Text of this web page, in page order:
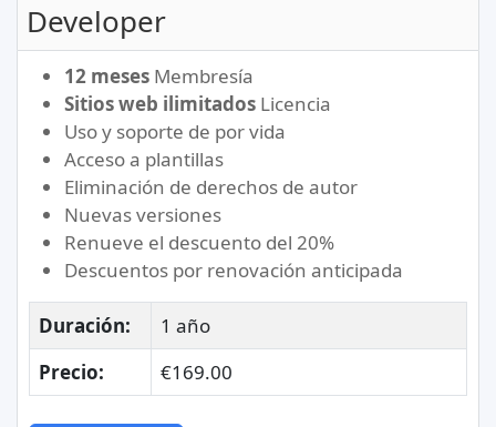
Developer
12 meses Membresía
Sitios web ilimitados Licencia
Uso y soporte de por vida
Acceso a plantillas
Eliminación de derechos de autor
Nuevas versiones
Renueve el descuento del 20%
Descuentos por renovación anticipada
Duración:
1 año
Precio:
€169.00